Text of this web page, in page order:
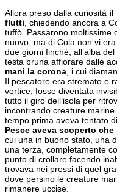
Allora preso dalla curiosità il
flutti , chiedendo ancora a
tuffò. Passarono moltissime
nuovo, ma di Cola non vi
due giorni finché, all’alba
testa bruna affiorare dalle
mani la corona , i cui
Il pescatore era stremato e
vortice, fosse diventata
tutto il giro dell’isola per
incontrando creature
tempo prima aveva tentato
Pesce aveva scoperto
cui una in buono stato, una
una terza, completamente
punto di crollare facendo
trovava nei pressi di quel
dove persino le creature
rimanere uccise.